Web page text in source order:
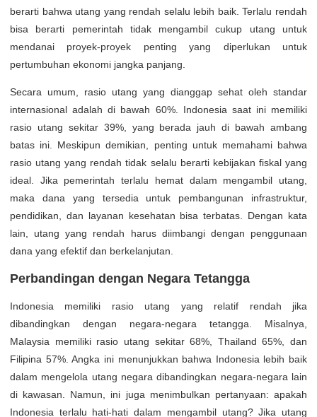
berarti bahwa utang yang rendah selalu lebih baik. Terlalu rendah
bisa berarti pemerintah tidak mengambil cukup utang untuk
mendanai proyek-proyek penting yang diperlukan untuk
pertumbuhan ekonomi jangka panjang.
Secara umum, rasio utang yang dianggap sehat oleh standar
internasional adalah di bawah 60%. Indonesia saat ini memiliki
rasio utang sekitar 39%, yang berada jauh di bawah ambang
batas ini. Meskipun demikian, penting untuk memahami bahwa
rasio utang yang rendah tidak selalu berarti kebijakan fiskal yang
ideal. Jika pemerintah terlalu hemat dalam mengambil utang,
maka dana yang tersedia untuk pembangunan infrastruktur,
pendidikan, dan layanan kesehatan bisa terbatas. Dengan kata
lain, utang yang rendah harus diimbangi dengan penggunaan
dana yang efektif dan berkelanjutan.
Perbandingan dengan Negara Tetangga
Indonesia memiliki rasio utang yang relatif rendah jika
dibandingkan dengan negara-negara tetangga. Misalnya,
Malaysia memiliki rasio utang sekitar 68%, Thailand 65%, dan
Filipina 57%. Angka ini menunjukkan bahwa Indonesia lebih baik
dalam mengelola utang negara dibandingkan negara-negara lain
di kawasan. Namun, ini juga menimbulkan pertanyaan: apakah
Indonesia terlalu hati-hati dalam mengambil utang? Jika utang